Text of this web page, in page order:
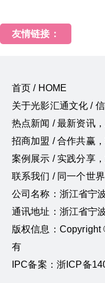
友情链接：
首页 / HOME
关于光影汇通文化 /
热点新闻 / 最新资讯
招商加盟 / 合作共赢
案例展示 / 实践分享
联系我们 / 同一个世
公司名称：浙江省宁
通讯地址：浙江省宁
版权信息：
有
IPC备案：浙ICP备